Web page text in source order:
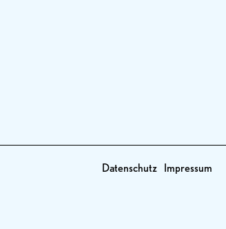
Datenschutz Impressum